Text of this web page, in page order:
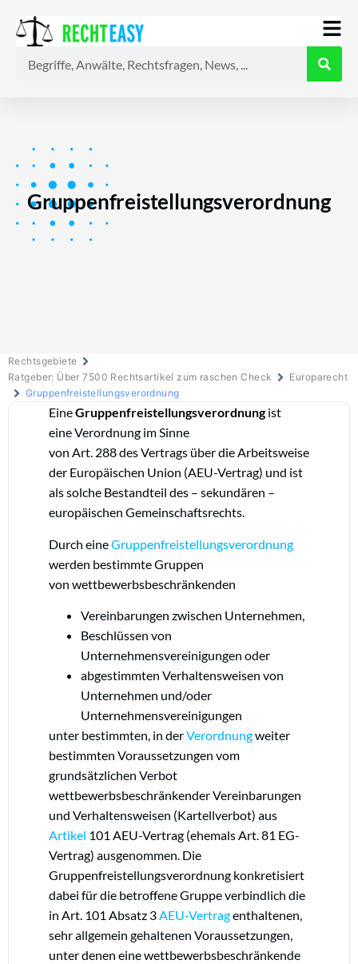
Gruppenfreistellungsverordnung
Rechtsgebiete
Ratgeber: Über 7500 Rechtsartikel zum raschen Check
Europarecht
Gruppenfreistellungsverordnung
EineGruppenfreistellungsverordnungist
eine Verordnung im Sinne
von Art. 288des Vertrags über die Arbeitsweise
der Europäischen Union (AEU-Vertrag) und ist
als solche Bestandteil des – sekundären –
europäischen Gemeinschaftsrechts.
Durch eineGruppenfreistellungsverordnung
werden bestimmte Gruppen
von wettbewerbsbeschränkenden
Vereinbarungen zwischen Unternehmen,
Beschlüssen von
Unternehmensvereinigungen oder
abgestimmten Verhaltensweisen von
Unternehmen und/oder
Unternehmensvereinigungen
unter bestimmten, in derVerordnungweiter
bestimmten Voraussetzungen vom
grundsätzlichen Verbot
wettbewerbsbeschränkender Vereinbarungen
und Verhaltensweisen (Kartellverbot) aus
Artikel 101 AEU-Vertrag (ehemals Art. 81 EG-
Vertrag) ausgenommen. Die
Gruppenfreistellungsverordnung konkretisiert
dabei für die betroffene Gruppe verbindlich die
in Art. 101 Absatz 3AEU-Vertragenthaltenen,
sehr allgemein gehaltenen Voraussetzungen,
unter denen eine wettbewerbsbeschränkende